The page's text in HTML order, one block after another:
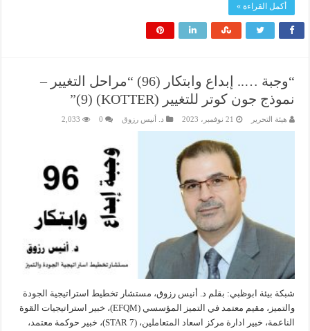
أكمل القراءة »
“وجبة ….. إبداع وابتكار (96) “مراحل التغيير –
نموذج جون كوتر للتغيير (KOTTER) (9)”
هيئة التحرير 21 نوفمبر، 2023 د. أنيس رزوق 0
2,033
شبكة بيئة ابوظبي: بقلم د. أنيس رزوق، مستشار تخطيط استراتيجية الجودة
والتميز، مقيم معتمد في التميز المؤسسي (EFQM)، خبير استراتيجيات القوة
الناعمة، خبير ادارة مركز اسعاد المتعاملين، (7 STAR)، خبير حوكمة معتمد،